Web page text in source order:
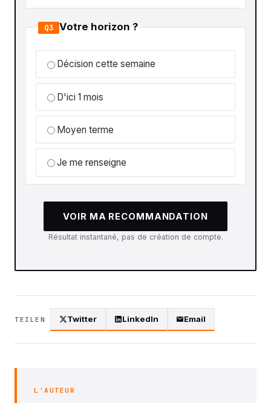
Q3 Votre horizon ?
Décision cette semaine
D'ici 1 mois
Moyen terme
Je me renseigne
VOIR MA RECOMMANDATION
Résultat instantané, pas de création de compte.
TEILEN Twitter LinkedIn Email
L'AUTEUR